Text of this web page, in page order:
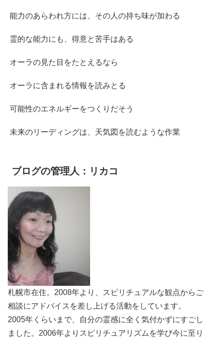
能力のあらわれ方には、その人の持ち味が加わる
霊的な能力にも、得意と苦手はある
オーラの見た目をたとえるなら
オーラに含まれる情報を読みとる
可能性のエネルギーをつくりだそう
未来のリーディングは、天気図を読むような作業
ブログの管理人：リカコ
札幌市在住。2008年より、スピリチュアルな観点からご
相談にアドバイスを差し上げる活動をしています。
2005年くらいまで、自分の霊感に全く気付かずにすごし
ました。2006年よりスピリチュアリズムを学び今に至り